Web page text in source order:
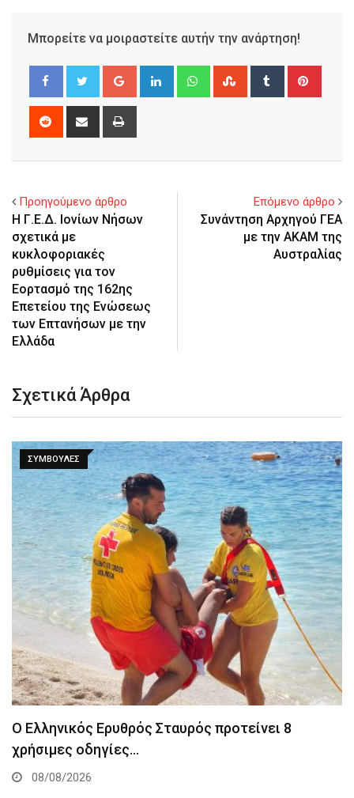
Μπορείτε να μοιραστείτε αυτήν την ανάρτηση!
Google+ LinkedIn WhatsappStumbleUpon
Tumblr
Reddit
Share
Προηγούμενο άρθρο
Η Γ.Ε.Δ. Ιονίων Νήσων
σχετικά με
κυκλοφοριακές
ρυθμίσεις για τον
Εορτασμό της 162ης
Επετείου της Ενώσεως
των Επτανήσων με την
Ελλάδα
Επόμενο άρθρο
Συνάντηση Αρχηγού ΓΕΑ
με την ΑΚΑΜ της
Αυστραλίας
Σχετικά Άρθρα
ΣΥΜΒΟΥΛΈΣ
Ο Ελληνικός Ερυθρός Σταυρός προτείνει 8
χρήσιμες οδηγίες…
08/08/2026